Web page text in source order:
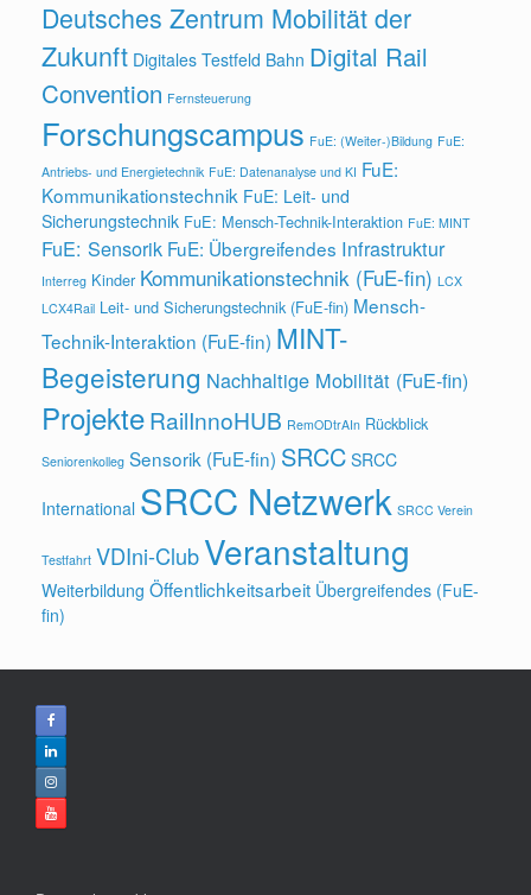
Deutsches Zentrum Mobilität der
Zukunft Digitales Testfeld Bahn Digital Rail
Convention Fernsteuerung
Forschungscampus FuE: (Weiter-)Bildung FuE:
Antriebs- und Energietechnik FuE: Datenanalyse und KI FuE:
Kommunikationstechnik FuE: Leit- und
Sicherungstechnik FuE: Mensch-Technik-Interaktion FuE: MINT
FuE: Sensorik FuE: Übergreifendes Infrastruktur
Interreg Kinder Kommunikationstechnik (FuE-fin) LCX
LCX4Rail Leit- und Sicherungstechnik (FuE-fin) Mensch-
Technik-Interaktion (FuE-fin) MINT-
Begeisterung Nachhaltige Mobilität (FuE-fin)
ProjekteRailInnoHUB RemODtrAIn Rückblick
Seniorenkolleg Sensorik (FuE-fin) SRCC SRCC
International SRCC Netzwerk SRCC Verein
Testfahrt VDIni-ClubVeranstaltung
Weiterbildung Öffentlichkeitsarbeit Übergreifendes (FuE-
fin)